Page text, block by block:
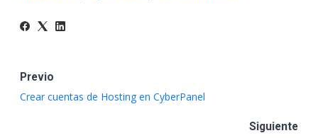
Previo
Crear cuentas de Hosting en CyberPanel
Siguiente